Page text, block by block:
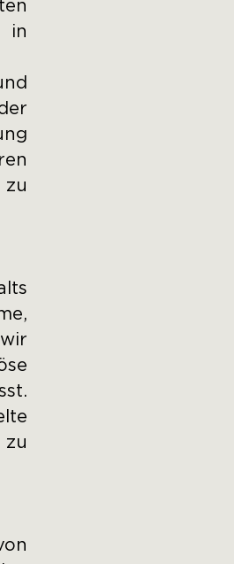
in
zu